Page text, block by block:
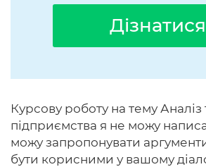
Дізнатися
Курсову роботу на тему Аналіз
підприємства я не можу
можу запропонувати
бути корисними у вашому